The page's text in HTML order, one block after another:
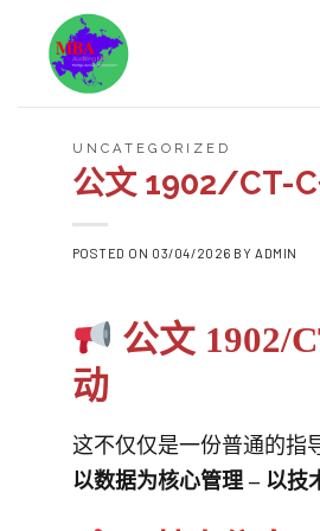
content
UNCATEGORIZED
公文 1902/CT-
POSTED ON 03/04/2026 BY ADMIN
公文 1902/
动
这不仅仅是一份普通的指
以数据为核心管理 – 以技